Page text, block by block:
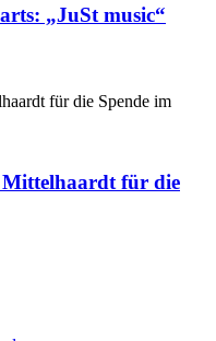
„JuSt music“
für die